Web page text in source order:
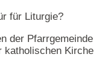
für Liturgie?
der Pfarrgemeinde
katholischen Kirche